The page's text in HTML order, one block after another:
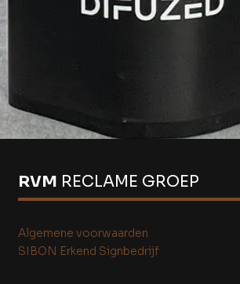
RVM RECLAME GROEP
Algemene voorwaarden
SIBON Erkend Signbedrijf